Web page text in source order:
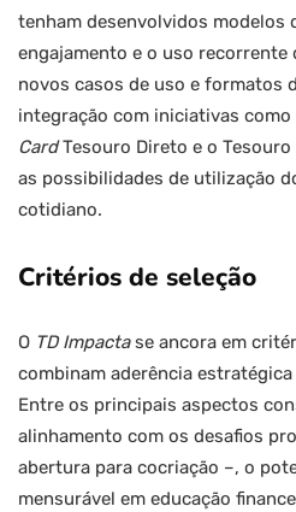
tenham desenvolvidos modelos
engajamento e o uso
novos casos de uso e formatos
integração com iniciativas como
CardTesouro Direto e o
as possibilidades de utilização
cotidiano.
Critérios de seleção
O TD Impactase ancora em
combinam aderência
Entre os principais aspectos
alinhamento com os desafios
abertura para cocriação –, o
mensurável em educação